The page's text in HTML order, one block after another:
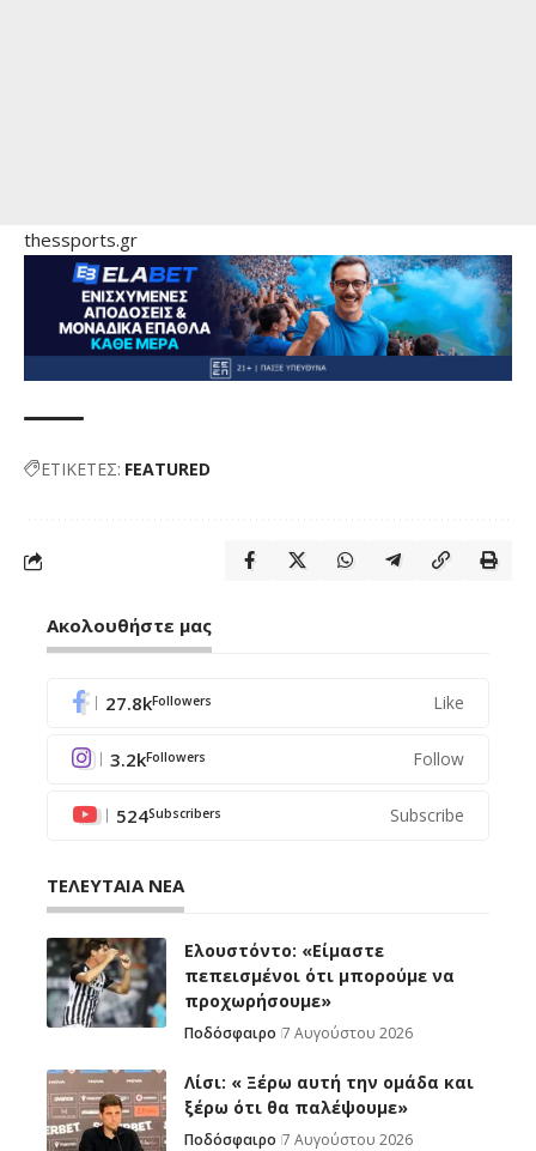
thessports.gr
ΕΤΙΚΕΤΕΣ: FEATURED
Ακολουθήστε μας
27.8kFollowers Like
3.2kFollowers Follow
524Subscribers Subscribe
ΤΕΛΕΥΤΑΙΑ ΝΕΑ
Ελουστόντο: «Είμαστε
πεπεισμένοι ότι μπορούμε να
προχωρήσουμε»
Ποδόσφαιρο 7 Αυγούστου 2026
Λίσι: « Ξέρω αυτή την ομάδα και
ξέρω ότι θα παλέψουμε»
Ποδόσφαιρο 7 Αυγούστου 2026